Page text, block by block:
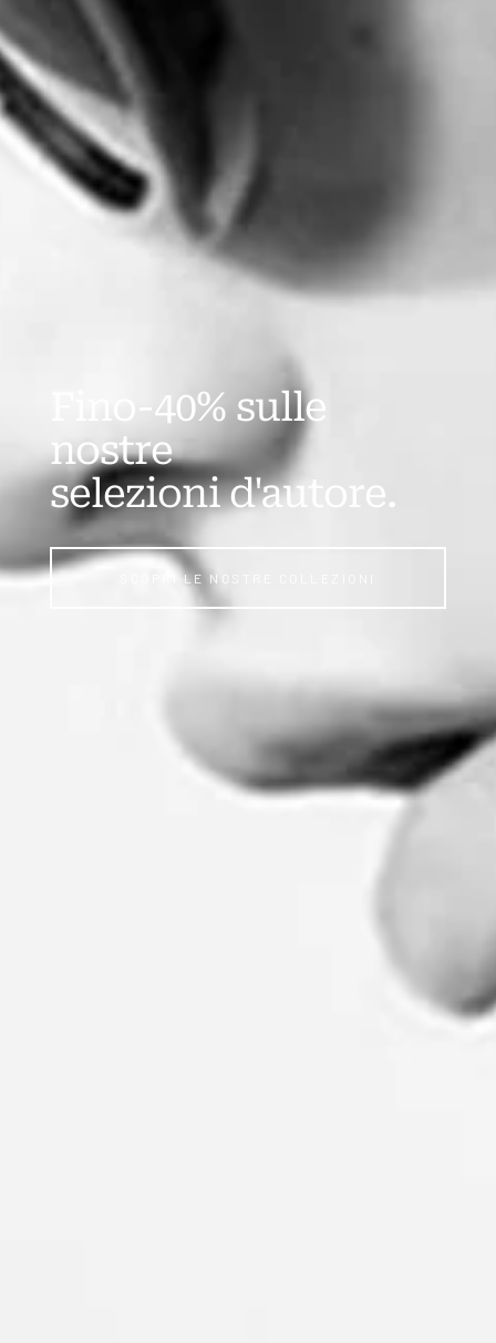
Fino-40% sulle
nostre
selezioni d'autore.
SCOPRI LE NOSTRE COLLEZIONI